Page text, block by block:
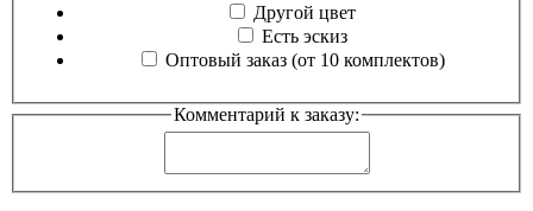
Другой цвет
Есть эскиз
Оптовый заказ (от 10 комплектов)
Комментарий к заказу: